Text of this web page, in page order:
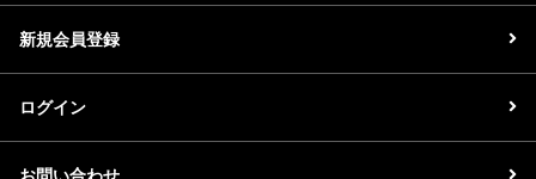
新規会員登録
ログイン